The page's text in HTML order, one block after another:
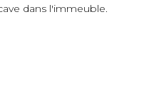
dans l'immeuble.